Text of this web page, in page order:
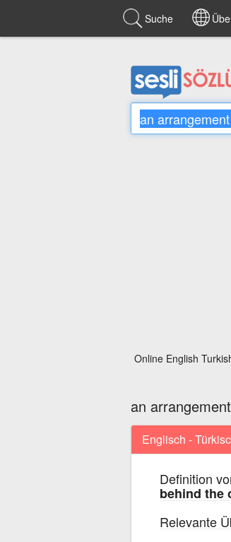
Suche
Online English
an
Englisch -
Definition
behind the
Relevante